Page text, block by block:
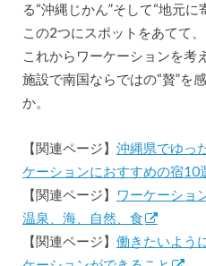
る“沖縄じかん”そして“地元
この2つにスポットをあてて
これからワーケーションを考
施設で南国ならではの“贅”を
か。
【関連ページ】 沖縄県でゆっ
ケーションにおすすめの宿10
【関連ページ】
ワーケーショ
温泉、海、自然、食
【関連ページ】 働きたいよう